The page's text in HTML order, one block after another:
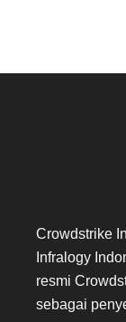
Crowdstrike
Infralogy
resmi
sebagai